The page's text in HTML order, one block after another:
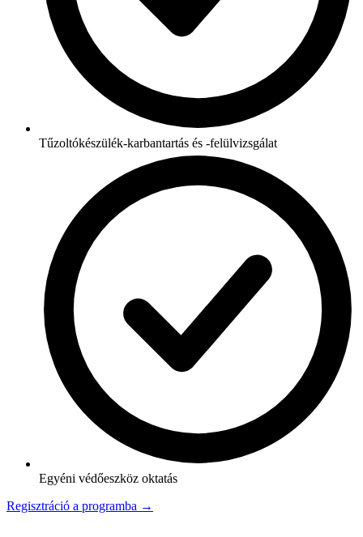
Tűzoltókészülék-karbantartás és -felülvizsgálat
Egyéni védőeszköz oktatás
Regisztráció a programba →